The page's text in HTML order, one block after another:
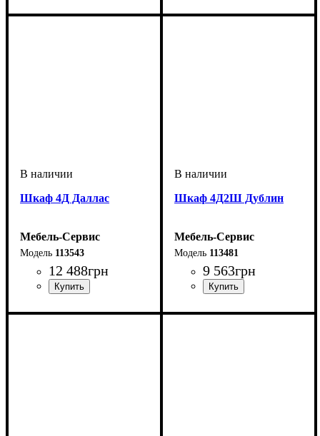
Шкаф 4Д Даллас
Мебель-Сервис
113543
12 488грн
Шкаф 4Д2Ш Дублин
Мебель-Сервис
113481
9 563грн